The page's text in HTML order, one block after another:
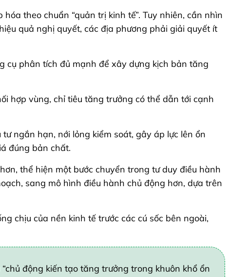
theo chuẩn “quản trị kinh tế”. Tuy nhiên, cần nhìn
quả nghị quyết, các địa phương phải giải quyết ít
cụ phân tích đủ mạnh để xây dựng kịch bản tăng
hợp vùng, chỉ tiêu tăng trưởng có thể dẫn tới cạnh
ngắn hạn, nới lỏng kiểm soát, gây áp lực lên ổn
đúng bản chất.
thể hiện một bước chuyển trong tư duy điều hành
sang mô hình điều hành chủ động hơn, dựa trên
chịu của nền kinh tế trước các cú sốc bên ngoài,
động kiến tạo tăng trưởng trong khuôn khổ ổn